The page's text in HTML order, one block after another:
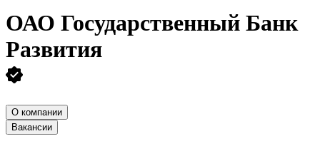
ОАО Государственный Банк
Развития
О компании
Вакансии